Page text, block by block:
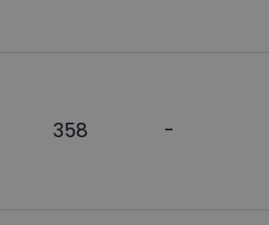
358 -